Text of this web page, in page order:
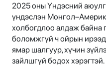
2025 оны Үндэсний
үндэслэн
холбогдлоо алдаж байна
боломжгүй ч ойрын
ямар шалгуур, хүчин
зайлшгүй бодох хэрэгтэй.